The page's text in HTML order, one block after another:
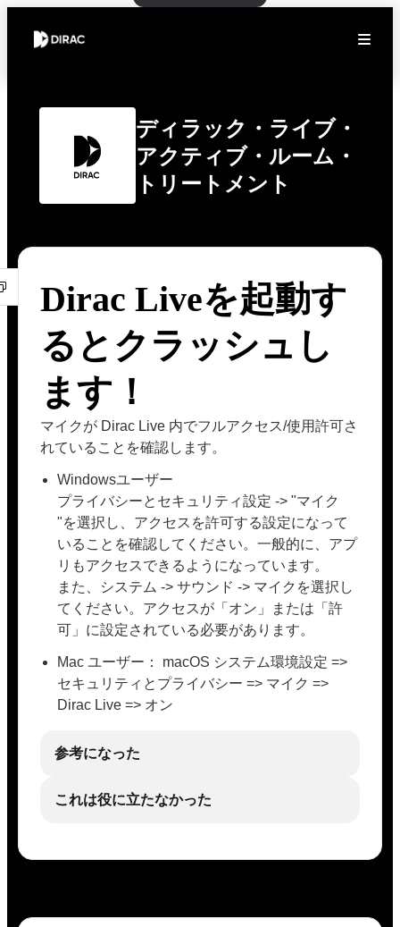
ディラック・ライブ・
アクティブ・ルーム・
トリートメント
Dirac Liveを起動す
るとクラッシュし
ます！
マイクが Dirac Live 内でフルアクセス/使用許可さ
れていることを確認します。
Windowsユーザー
プライバシーとセキュリティ設定 -> "マイク
"を選択し、アクセスを許可する設定になって
いることを確認してください。一般的に、アプ
リもアクセスできるようになっています。
また、システム -> サウンド -> マイクを選択し
てください。アクセスが「オン」または「許
可」に設定されている必要があります。
Mac ユーザー： macOS システム環境設定 =>
セキュリティとプライバシー => マイク =>
Dirac Live => オン
参考になった
これは役に立たなかった